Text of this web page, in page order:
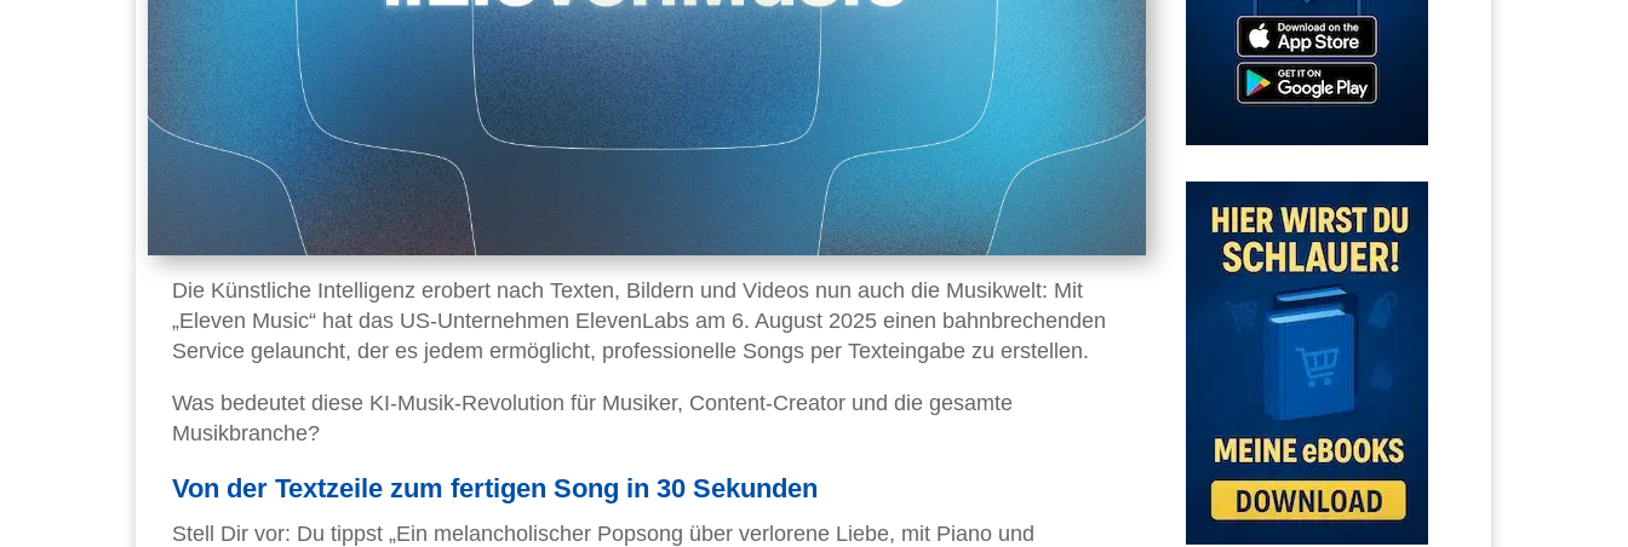
Die Künstliche Intelligenz erobert nach Texten, Bildern und Videos nun auch die Musikwelt: Mit
„Eleven Music“ hat das US-Unternehmen ElevenLabs am 6. August 2025 einen bahnbrechenden
Service gelauncht, der es jedem ermöglicht, professionelle Songs per Texteingabe zu erstellen.
Was bedeutet diese KI-Musik-Revolution für Musiker, Content-Creator und die gesamte
Musikbranche?
Von der Textzeile zum fertigen Song in 30 Sekunden
Stell Dir vor: Du tippst „Ein melancholischer Popsong über verlorene Liebe, mit Piano und